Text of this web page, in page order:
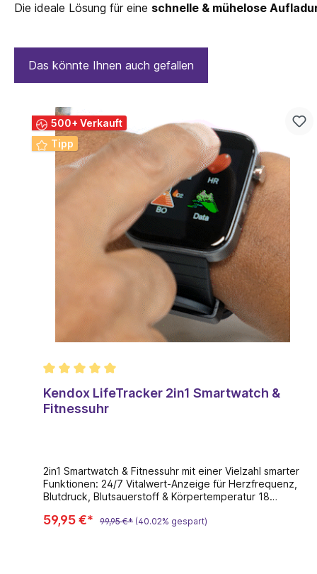
Die ideale Lösung für eine schnelle & mühelose
Das könnte Ihnen auch gefallen
500+ Verkauft
Tipp
Kendox LifeTracker 2in1 Smartwatch &
Fitnessuhr
2in1 Smartwatch & Fitnessuhr mit einer Vielzahl smarter
Funktionen: 24/7 Vitalwert-Anzeige für Herzfrequenz,
Blutdruck, Blutsauerstoff & Körpertemperatur 18
Schritte, Kalorien & Trainingsdauer Anruf- &
59,95 €* 99,95 €* (40.02% gespart)